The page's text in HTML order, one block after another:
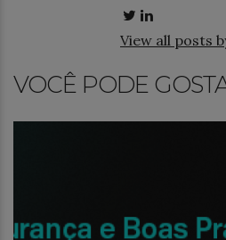
View all posts
VOCÊ PODE